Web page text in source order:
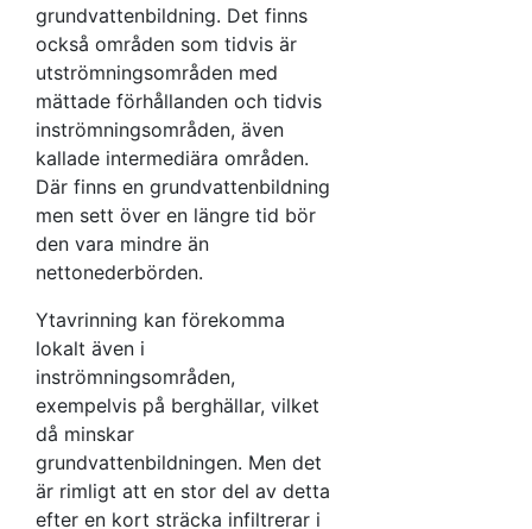
grundvattenbildning. Det finns
också områden som tidvis är
utströmningsområden med
mättade förhållanden och tidvis
inströmningsområden, även
kallade intermediära områden.
Där finns en grundvattenbildning
men sett över en längre tid bör
den vara mindre än
nettonederbörden.
Ytavrinning kan förekomma
lokalt även i
inströmningsområden,
exempelvis på berghällar, vilket
då minskar
grundvattenbildningen. Men det
är rimligt att en stor del av detta
efter en kort sträcka infiltrerar i